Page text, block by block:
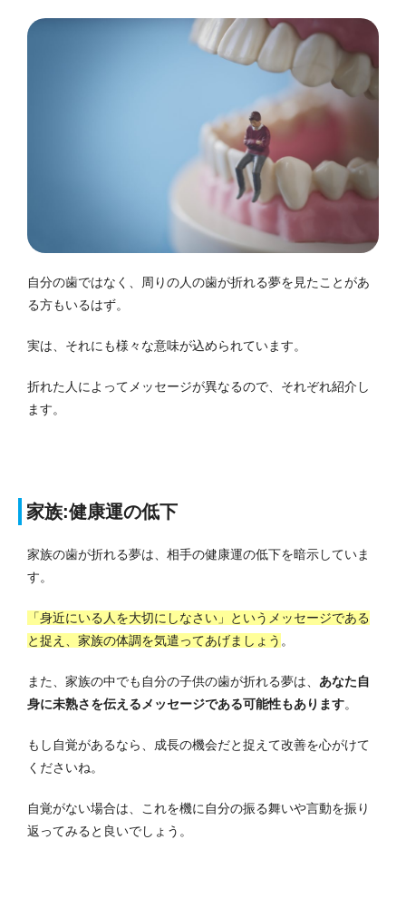
自分の歯ではなく、周りの人の歯が折れる夢を見たことがあ
る方もいるはず。
実は、それにも様々な意味が込められています。
折れた人によってメッセージが異なるので、それぞれ紹介し
ます。
家族:健康運の低下
家族の歯が折れる夢は、相手の健康運の低下を暗示していま
す。
「身近にいる人を大切にしなさい」というメッセージである
と捉え、家族の体調を気遣ってあげましょう 。
また、家族の中でも自分の子供の歯が折れる夢は、 あなた自
身に未熟さを伝えるメッセージである可能性もあります。
もし自覚があるなら、成長の機会だと捉えて改善を心がけて
くださいね。
自覚がない場合は、これを機に自分の振る舞いや言動を振り
返ってみると良いでしょう。